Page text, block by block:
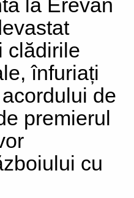
la Erevan
clădirile
înfuriați
de
premierul
cu